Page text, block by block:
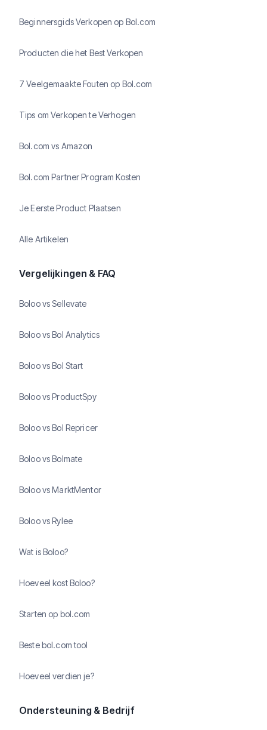
Beginnersgids Verkopen op Bol.com
Producten die het Best Verkopen
7 Veelgemaakte Fouten op Bol.com
Tips om Verkopen te Verhogen
Bol.com vs Amazon
Bol.com Partner Program Kosten
Je Eerste Product Plaatsen
Alle Artikelen
Vergelijkingen & FAQ
Boloo vs Sellevate
Boloo vs Bol Analytics
Boloo vs Bol Start
Boloo vs ProductSpy
Boloo vs Bol Repricer
Boloo vs Bolmate
Boloo vs MarktMentor
Boloo vs Rylee
Wat is Boloo?
Hoeveel kost Boloo?
Starten op bol.com
Beste bol.com tool
Hoeveel verdien je?
Ondersteuning & Bedrijf